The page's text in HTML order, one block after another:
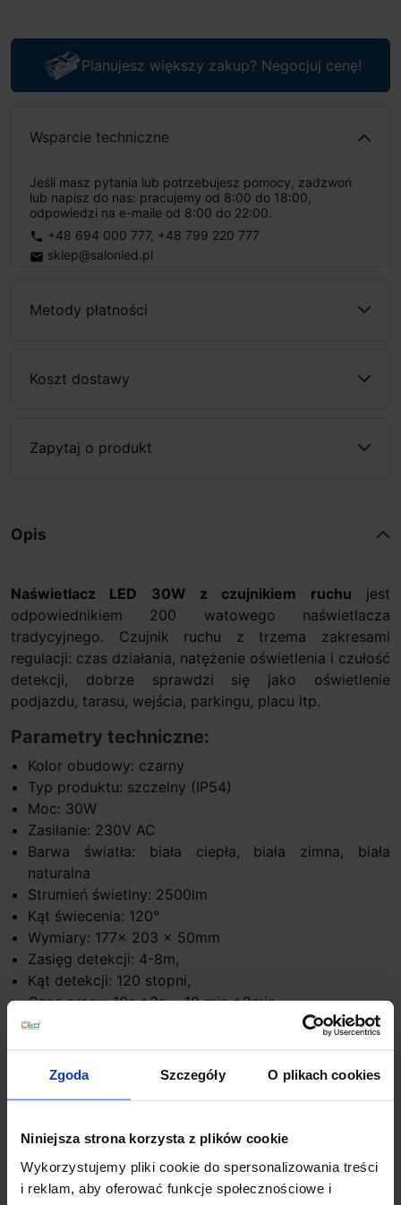
Zgoda Szczegóły O plikach cookies
Niniejsza strona korzysta z plików cookie
Wykorzystujemy pliki cookie do spersonalizowania treści
i reklam, aby oferować funkcje społecznościowe i
Planujesz większy zakup? Negocjuj cenę!
Wsparcie techniczne
Jeśli masz pytania lub potrzebujesz pomocy, zadzwoń
lub napisz do nas: pracujemy od 8:00 do 18:00,
odpowiedzi na e-maile od 8:00 do 22:00.
phone +48 694 000 777, +48 799 220 777
email sklep@salonled.pl
Metody płatności
Koszt dostawy
Zapytaj o produkt
Opis
Naświetlacz LED 30W z czujnikiem ruchu jest
odpowiednikiem 200 watowego naświetlacza
tradycyjnego. Czujnik ruchu z trzema zakresami
regulacji: czas działania, natężenie oświetlenia i czułość
detekcji, dobrze sprawdzi się jako oświetlenie
podjazdu, tarasu, wejścia, parkingu, placu itp.
Parametry techniczne:
Kolor obudowy: czarny
Typ produktu: szczelny (IP54)
Moc: 30W
Zasilanie: 230V AC
Barwa światła: biała ciepła, biała zimna, biała
naturalna
Strumień świetlny: 2500lm
Kąt świecenia: 120°
Wymiary: 177x 203 x 50mm
Zasięg detekcji: 4-8m,
Kąt detekcji: 120 stopni,
Czas pracy: 10s ±3s ~ 10 min ±2min,
Wysokość do montażu: 1,8 - 2,5 m.
Oświetlenie zewnętrzne: Posesji, wjazdów, ogrodów,
Czujnik ruchu z trzema zakresami regulacji: czas
działania, natężenie oświetlenia i czułość detekcji
Nie można wymieniać lamp w oprawie